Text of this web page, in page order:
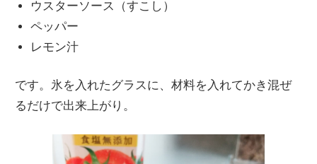
ウスターソース（すこし）
ペッパー
レモン汁
です。氷を入れたグラスに、材料を入れてかき混ぜ
るだけで出来上がり。